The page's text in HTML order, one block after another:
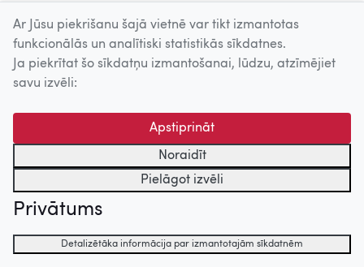
Ar Jūsu piekrišanu šajā vietnē var tikt izmantotas
funkcionālās un analītiski statistikās sīkdatnes.
Ja piekrītat šo sīkdatņu izmantošanai, lūdzu, atzīmējiet
savu izvēli:
Apstiprināt
Noraidīt
Pielāgot izvēli
Privātums
Detalizētāka informācija par izmantotajām sīkdatnēm